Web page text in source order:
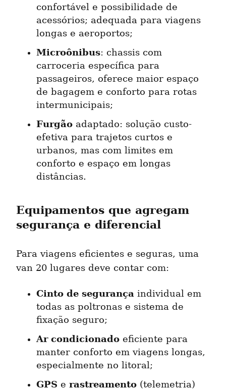
confortável e possibilidade de
acessórios; adequada para viagens
longas e aeroportos;
Microônibus: chassis com
carroceria específica para
passageiros, oferece maior espaço
de bagagem e conforto para rotas
intermunicipais;
Furgão adaptado: solução custo-
efetiva para trajetos curtos e
urbanos, mas com limites em
conforto e espaço em longas
distâncias.
Equipamentos que agregam
segurança e diferencial
Para viagens eficientes e seguras, uma
van 20 lugares deve contar com:
Cinto de segurança individual em
todas as poltronas e sistema de
fixação seguro;
Ar condicionado eficiente para
manter conforto em viagens longas,
especialmente no litoral;
GPS e rastreamento (telemetria)